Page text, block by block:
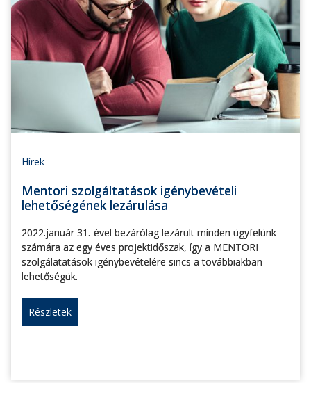
Hírek
Mentori szolgáltatások igénybevételi
lehetőségének lezárulása
2022.január 31.-ével bezárólag lezárult minden ügyfelünk
számára az egy éves projektidőszak, így a MENTORI
szolgálatatások igénybevételére sincs a továbbiakban
lehetőségük.
Részletek